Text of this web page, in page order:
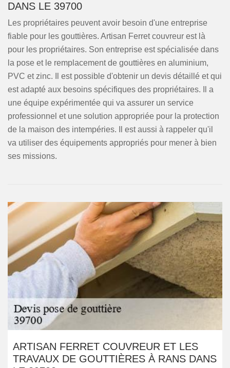
DANS LE 39700
Les propriétaires peuvent avoir besoin d'une entreprise
fiable pour les gouttières. Artisan Ferret couvreur est là
pour les propriétaires. Son entreprise est spécialisée dans
la pose et le remplacement de gouttières en aluminium,
PVC et zinc. Il est possible d'obtenir un devis détaillé et qui
est adapté aux besoins spécifiques des propriétaires. Il a
une équipe expérimentée qui va assurer un service
professionnel et une solution appropriée pour la protection
de la maison des intempéries. Il est aussi à rappeler qu'il
va utiliser des équipements appropriés pour mener à bien
ses missions.
ARTISAN FERRET COUVREUR ET LES
TRAVAUX DE GOUTTIÈRES À RANS DANS